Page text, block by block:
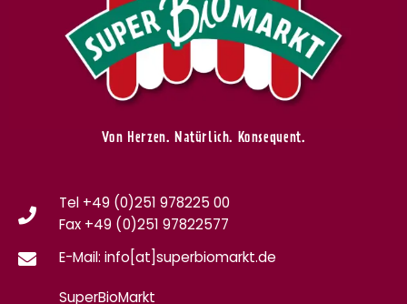
Von Herzen. Natürlich. Konsequent.
Tel +49 (0)251 978225 00
Fax +49 (0)251 97822577
E-Mail: info[at]superbiomarkt.de
SuperBioMarkt